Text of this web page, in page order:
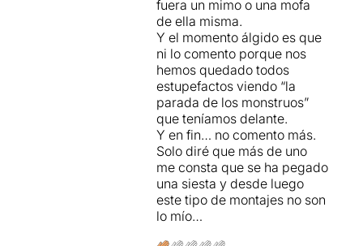
fuera un mimo o una mofa
de ella misma.
Y el momento álgido es que
ni lo comento porque nos
hemos quedado todos
estupefactos viendo “la
parada de los monstruos”
que teníamos delante.
Y en fin… no comento más.
Solo diré que más de uno
me consta que se ha pegado
una siesta y desde luego
este tipo de montajes no son
lo mío…